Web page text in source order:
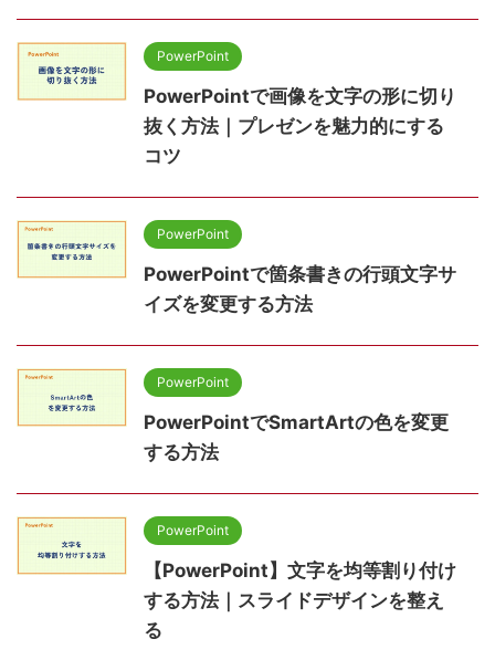
PowerPoint
PowerPointで画像を文字の形に切り
抜く方法｜プレゼンを魅力的にする
コツ
PowerPoint
PowerPointで箇条書きの行頭文字サ
イズを変更する方法
PowerPoint
PowerPointでSmartArtの色を変更
する方法
PowerPoint
【PowerPoint】文字を均等割り付け
する方法｜スライドデザインを整え
る